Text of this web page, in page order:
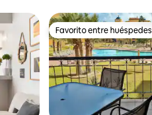
Favorito entre huéspedes
Favorito entre huéspedes